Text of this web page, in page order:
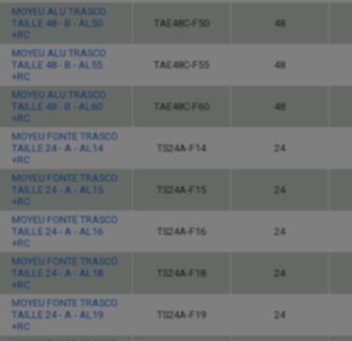
MOYEU ALU TRASCO
TAILLE 48 - B - AL50
+RC
TAE48C-F50 48
MOYEU ALU TRASCO
TAILLE 48 - B - AL55
+RC
TAE48C-F55 48
MOYEU ALU TRASCO
TAILLE 48 - B - AL60
+RC
TAE48C-F60 48
MOYEU FONTE TRASCO
TAILLE 24 - A - AL14
+RC
TS24A-F14 24
MOYEU FONTE TRASCO
TAILLE 24 - A - AL15
+RC
TS24A-F15 24
MOYEU FONTE TRASCO
TAILLE 24 - A - AL16
+RC
TS24A-F16 24
MOYEU FONTE TRASCO
TAILLE 24 - A - AL18
+RC
TS24A-F18 24
MOYEU FONTE TRASCO
TAILLE 24 - A - AL19
+RC
TS24A-F19 24